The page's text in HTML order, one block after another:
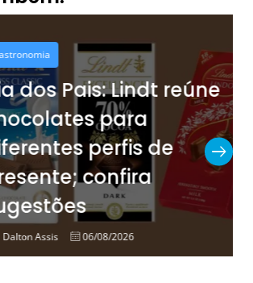
Pais: Lindt reúne
para
perfis de
confira
06/08/2026